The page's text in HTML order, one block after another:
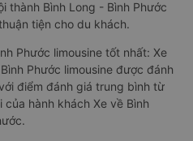
thành Bình Long - Bình Phước
tiện cho du khách.
Phước limousine tốt nhất: Xe
Phước limousine được đánh
điểm đánh giá trung bình từ
hành khách Xe về Bình